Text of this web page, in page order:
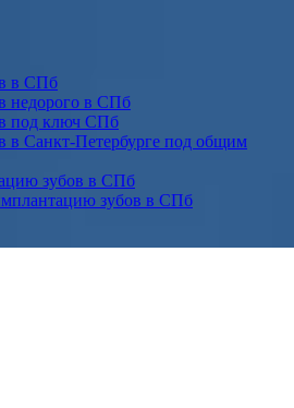
в СПб
недорого в СПб
под ключ СПб
в Санкт-Петербурге под общим
зубов в СПб
зубов в СПб